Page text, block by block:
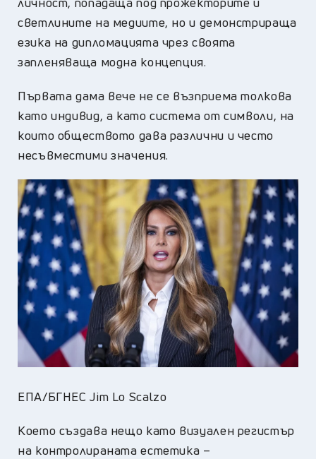
светлините на медиите, но и демонстрираща
езика на дипломацията чрез своята
запленяваща модна концепция.
Първата дама вече не се възприема толкова
като индивид, а като система от символи, на
които обществото дава различни и често
несъвместими значения.
ЕПА/БГНЕС Jim Lo Scalzo
Което създава нещо като визуален регистър
на контролираната естетика –